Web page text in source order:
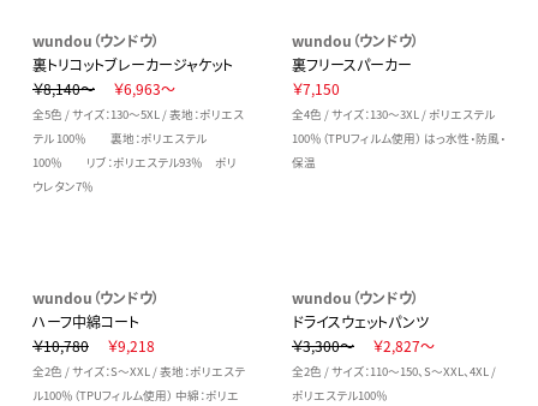
wundou（ウンドウ）
裏トリコットブレーカージャケット
￥8,140～
￥6,963～
全5色 / サイズ：130～5XL / 表地：ポリエス
テル 100％ 裏地：ポリエステル
100％ リブ：ポリエステル93％ ポリ
ウレタン7％
wundou（ウンドウ）
裏フリースパーカー
￥7,150
全4色 / サイズ：130～3XL / ポリエステル
100％（TPUフィルム使用） はっ水性・防風・
保温
wundou（ウンドウ）
ハーフ中綿コート
￥10,780
￥9,218
全2色 / サイズ：S～XXL / 表地：ポリエステ
ル100％（TPUフィルム使用） 中綿：ポリエ
wundou（ウンドウ）
ドライスウェットパンツ
￥3,300～
￥2,827～
全2色 / サイズ：110～150、S～XXL、4XL /
ポリエステル100％